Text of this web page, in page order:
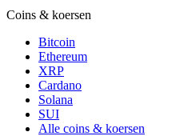
Coins & koersen
Bitcoin
Ethereum
XRP
Cardano
Solana
SUI
Alle coins & koersen